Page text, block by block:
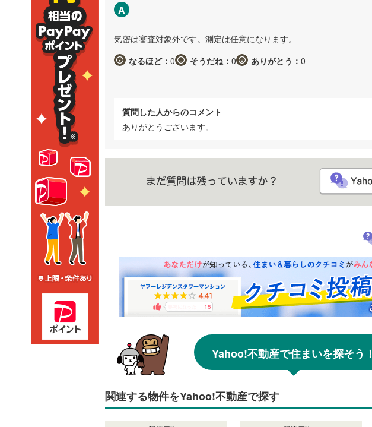
A
気密は審査対象外です。測定は任意になります。
なるほど： 0 そうだね： 0 ありがとう： 0
質問した人からのコメント
ありがとうございます。
Yahoo!不動産で住まいを探そう！
関連する物件をYahoo!不動産で探す